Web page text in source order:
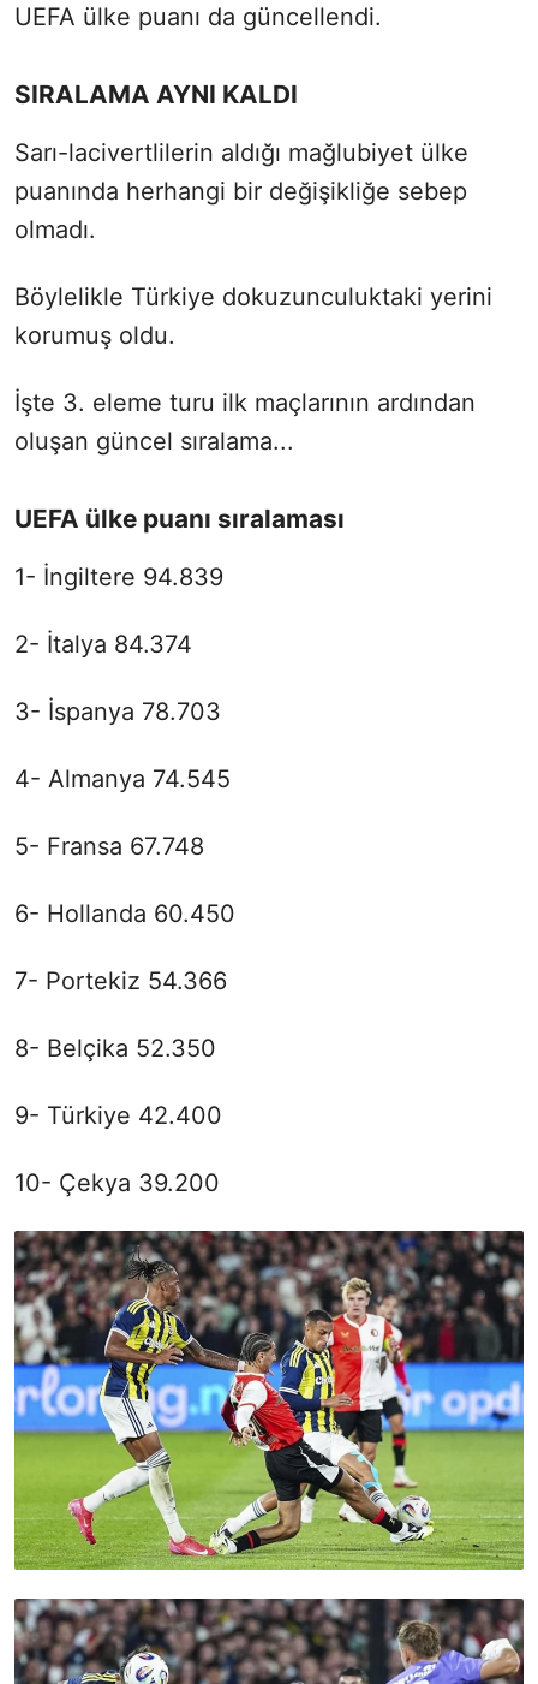
UEFA ülke puanı da güncellendi.
SIRALAMA AYNI KALDI
Sarı-lacivertlilerin aldığı mağlubiyet ülke
puanında herhangi bir değişikliğe sebep
olmadı.
Böylelikle Türkiye dokuzunculuktaki yerini
korumuş oldu.
İşte 3. eleme turu ilk maçlarının ardından
oluşan güncel sıralama...
UEFA ülke puanı sıralaması
1- İngiltere 94.839
2- İtalya 84.374
3- İspanya 78.703
4- Almanya 74.545
5- Fransa 67.748
6- Hollanda 60.450
7- Portekiz 54.366
8- Belçika 52.350
9- Türkiye 42.400
10- Çekya 39.200